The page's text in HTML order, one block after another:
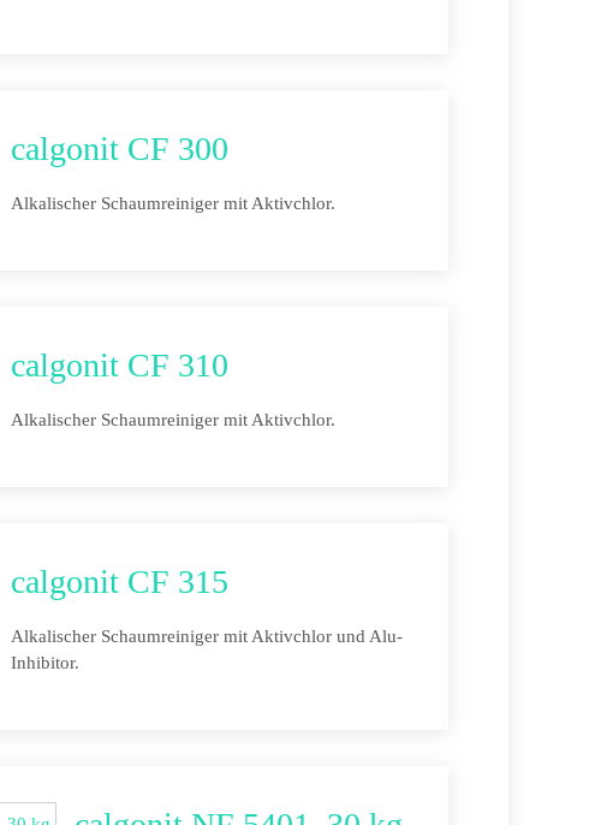
calgonit CF 300
Alkalischer Schaumreiniger mit Aktivchlor.
calgonit CF 310
Alkalischer Schaumreiniger mit Aktivchlor.
calgonit CF 315
Alkalischer Schaumreiniger mit Aktivchlor und Alu-
Inhibitor.